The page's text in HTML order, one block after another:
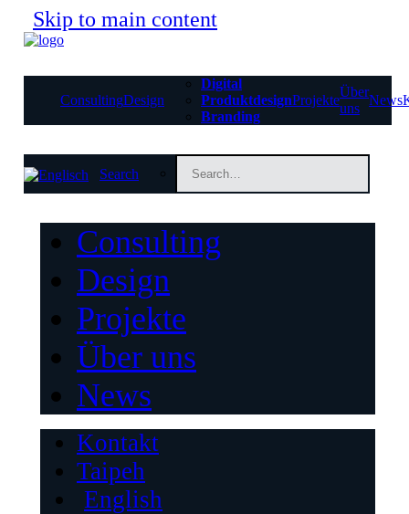
Skip to main content
ConsultingDesign
Digital
Produktdesign
Branding
Projekte
Über
uns
News
Search
Consulting
Design
Projekte
Über uns
News
Kontakt
Taipeh
English